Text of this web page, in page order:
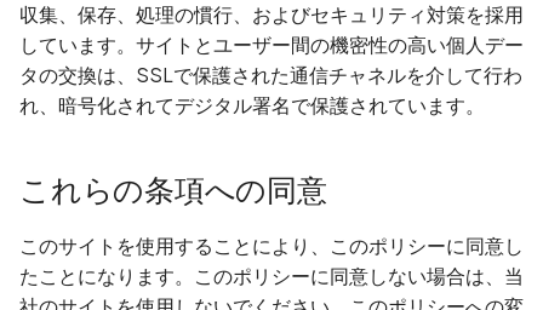
AI Pentestプロンプトガ
認証済みスキャン用の2FA
Application implements
anti-debug techniques
expired certificate
Application implements
anti-debug techniques
expired certificate
Application implements
anti-debug techniques
expired certificate
Application implements
anti-debug techniques
expired certificate
収集、保存、処理の慣行、およびセキュリティ対策を採用
しています。サイトとユーザー間の機密性の高い個人デー
タの交換は、SSLで保護された通信チャネルを介して行わ
れ、暗号化されてデジタル署名で保護されています。
これらの条項への同意
このサイトを使用することにより、このポリシーに同意し
たことになります。このポリシーに同意しない場合は、当